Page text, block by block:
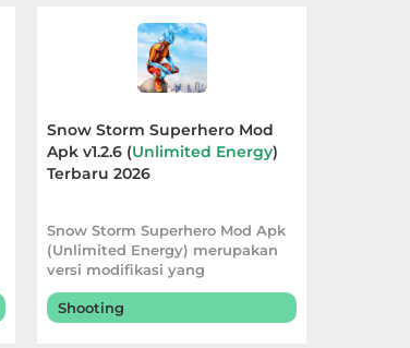
Snow Storm Superhero Mod
Apk v1.2.6 (Unlimited Energy)
Terbaru 2026
Snow Storm Superhero Mod Apk
(Unlimited Energy) merupakan
versi modifikasi yang
menghadirkan energi
Shooting